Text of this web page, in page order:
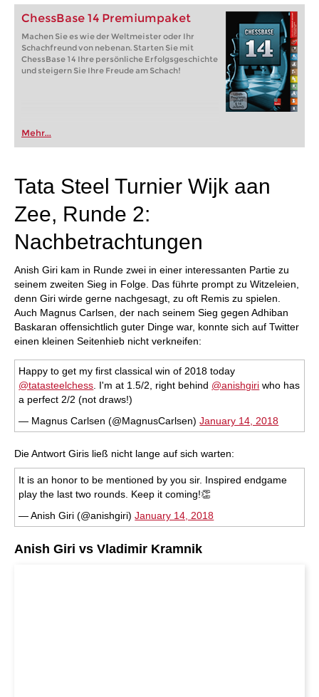
ChessBase 14 Premiumpaket
Machen Sie es wie der Weltmeister oder Ihr
Schachfreund von nebenan. Starten Sie mit
ChessBase 14 Ihre persönliche Erfolgsgeschichte
und steigern Sie Ihre Freude am Schach!
Mehr...
Tata Steel Turnier Wijk aan
Zee, Runde 2:
Nachbetrachtungen
Anish Giri kam in Runde zwei in einer interessanten Partie zu
seinem zweiten Sieg in Folge. Das führte prompt zu Witzeleien,
denn Giri wirde gerne nachgesagt, zu oft Remis zu spielen.
Auch Magnus Carlsen, der nach seinem Sieg gegen Adhiban
Baskaran offensichtlich guter Dinge war, konnte sich auf Twitter
einen kleinen Seitenhieb nicht verkneifen:
Happy to get my first classical win of 2018 today
@tatasteelchess . I'm at 1.5/2, right behind @anishgiri who has
a perfect 2/2 (not draws!)
— Magnus Carlsen (@MagnusCarlsen)January 14, 2018
Die Antwort Giris ließ nicht lange auf sich warten:
It is an honor to be mentioned by you sir. Inspired endgame
play the last two rounds. Keep it coming!👏
— Anish Giri (@anishgiri)January 14, 2018
Anish Giri vs Vladimir Kramnik